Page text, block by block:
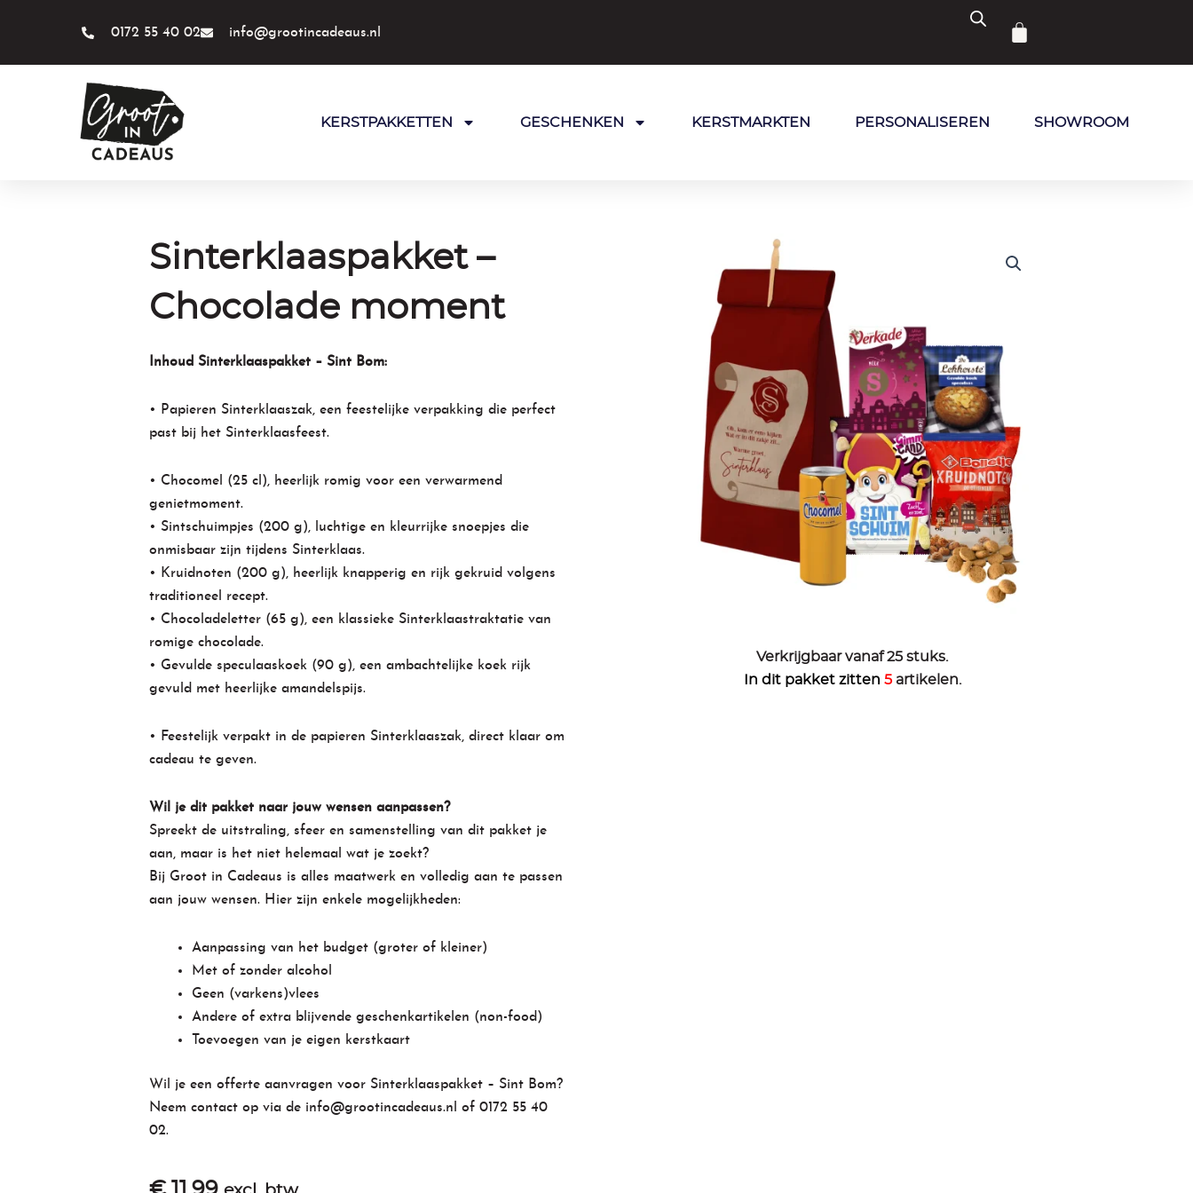
0172 55 40 02 info@grootincadeaus.nl Winkelwagen
KERSTPAKKETTEN GESCHENKEN KERSTMARKTEN PERSONALISEREN SHOWROOM
Sinterklaaspakket –
Chocolade moment
Inhoud Sinterklaaspakket – Sint Bom:
• Papieren Sinterklaaszak, een feestelijke verpakking die perfect
past bij het Sinterklaasfeest.
• Chocomel (25 cl), heerlijk romig voor een verwarmend
genietmoment.
• Sintschuimpjes (200 g), luchtige en kleurrijke snoepjes die
onmisbaar zijn tijdens Sinterklaas.
• Kruidnoten (200 g), heerlijk knapperig en rijk gekruid volgens
traditioneel recept.
• Chocoladeletter (65 g), een klassieke Sinterklaastraktatie van
romige chocolade.
• Gevulde speculaaskoek (90 g), een ambachtelijke koek rijk
gevuld met heerlijke amandelspijs.
• Feestelijk verpakt in de papieren Sinterklaaszak, direct klaar om
cadeau te geven.
Wil je dit pakket naar jouw wensen aanpassen?
Spreekt de uitstraling, sfeer en samenstelling van dit pakket je
aan, maar is het niet helemaal wat je zoekt?
Bij Groot in Cadeaus is alles maatwerk en volledig aan te passen
aan jouw wensen. Hier zijn enkele mogelijkheden:
Aanpassing van het budget (groter of kleiner)
Met of zonder alcohol
Geen (varkens)vlees
Andere of extra blijvende geschenkartikelen (non-food)
Toevoegen van je eigen kerstkaart
Wil je een offerte aanvragen voor Sinterklaaspakket – Sint Bom?
Neem contact op via de info@grootincadeaus.nl of 0172 55 40
02.
Verkrijgbaar vanaf 25 stuks.
In dit pakket zitten 5 artikelen.